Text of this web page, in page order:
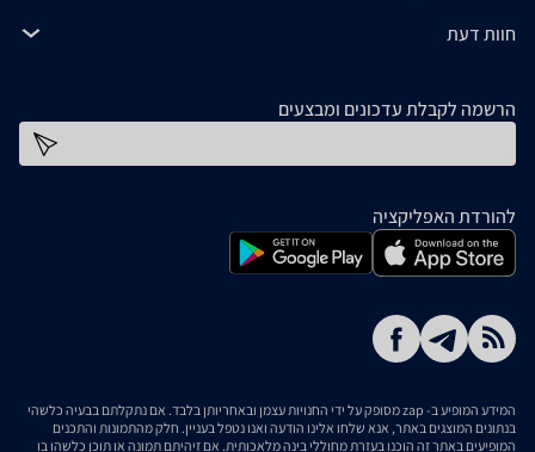
חוות דעת
הרשמה לקבלת עדכונים ומבצעים
להורדת האפליקציה
המידע המופיע ב- zap מסופק על ידי החנויות עצמן ובאחריותן בלבד. אם נתקלתם בבעיה כלשהי
בנתונים המוצגים באתר, אנא שלחו אלינו הודעה ואנו נטפל בעניין. חלק מהתמונות והתכנים
המופיעים באתר זה הוכנו בעזרת מחוללי בינה מלאכותית. אם זיהיתם תמונה או תוכן כלשהו בו